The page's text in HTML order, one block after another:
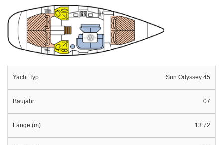
Yacht Typ Sun Odyssey 45
Baujahr 07
Länge (m) 13.72